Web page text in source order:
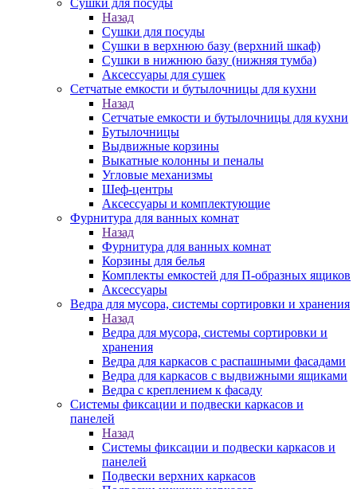
Сушки для посуды
Назад
Сушки для посуды
Сушки в верхнюю базу (верхний шкаф)
Сушки в нижнюю базу (нижняя тумба)
Аксессуары для сушек
Сетчатые емкости и бутылочницы для кухни
Назад
Сетчатые емкости и бутылочницы для кухни
Бутылочницы
Выдвижные корзины
Выкатные колонны и пеналы
Угловые механизмы
Шеф-центры
Аксессуары и комплектующие
Фурнитура для ванных комнат
Назад
Фурнитура для ванных комнат
Корзины для белья
Комплекты емкостей для П-образных ящиков
Аксессуары
Ведра для мусора, системы сортировки и хранения
Назад
Ведра для мусора, системы сортировки и
хранения
Ведра для каркасов с распашными фасадами
Ведра для каркасов с выдвижными ящиками
Ведра с креплением к фасаду
Системы фиксации и подвески каркасов и
панелей
Назад
Системы фиксации и подвески каркасов и
панелей
Подвески верхних каркасов